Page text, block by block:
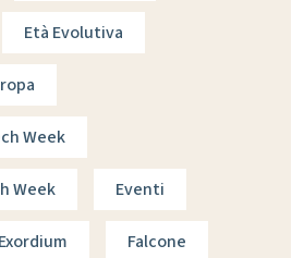
Età Evolutiva
Week
Week Eventi
Exordium Falcone